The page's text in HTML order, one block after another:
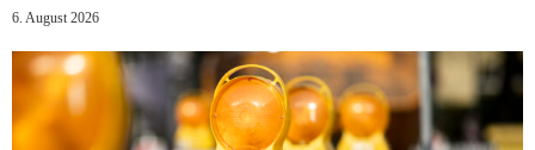
6. August 2026